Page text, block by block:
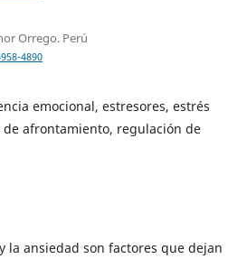
Orrego. Perú
4890
emocional, estresores, estrés
afrontamiento, regulación de
la ansiedad son factores que dejan